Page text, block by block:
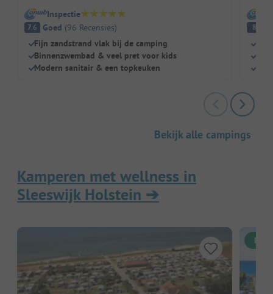
Inspectie
7.6 Goed (96 Recensies)
Fijn zandstrand vlak bij de camping
Binnenzwembad & veel pret voor kids
Modern sanitair & een topkeuken
8
Bekijk alle campings
Kamperen met wellness in
Sleeswijk Holstein ➔